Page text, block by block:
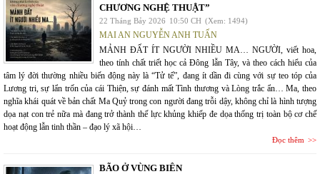
CHƯƠNG NGHỆ THUẬT”
22 Tháng Bảy 2026 10:50 CH (Xem: 1494)
MAI AN NGUYỄN ANH TUẤN
MẢNH ĐẤT ÍT NGƯỜI NHIỀU MA… NGƯỜI, viết hoa,
theo tính chất triết học cả Đông lẫn Tây, và theo cách hiểu của
tâm lý đời thường nhiều biến động này là “Tử tế”, đang ít dần đi cùng với sự teo tóp của
Lương tri, sự lẩn trốn của cái Thiện, sự đánh mất Tình thương và Lòng trắc ẩn… Ma, theo
nghĩa khái quát về bản chất Ma Quỷ trong con người đang trỗi dậy, không chỉ là hình tượng
dọa nạt con trẻ nữa mà đang trở thành thế lực khủng khiếp đe dọa thống trị toàn bộ cơ chế
hoạt động lẫn tinh thần – đạo lý xã hội…
Đọc thêm
BÃO Ở VÙNG BIÊN